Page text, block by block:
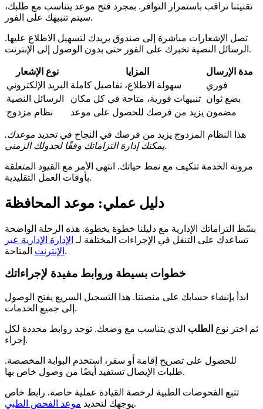
تقنيتنا تراقب باستمرار التوافر. بمجرد فتح موعد يتناسب مع طلبك،
سيتم تنبيهك على الفور.
تصل الإشعارات مباشرة إلى صندوق بريدك لتسهيل الاطلاع عليها.
الرسائل النصية تخبرك على الفور حتى بدون الوصول إلى الإنترنت.
نوع الإشعار المزايا
مدة الإرسال
البريد الإلكتروني سهولة الاطلاع، تفاصيل كاملة
فوري
الرسائل النصية
تنبيهات فورية، متاحة في كل مكان بضع ثوان
نظام مزدوج
يزيد من فرصك للحصول على موعد مضمون
هذا النظام المزدوج يزيد من فرصك في النجاح في تحديد موعدك.
يمكنك إدارة التزاماتك وفقًا لجدولك الزمني.
مرونة الخدمة تتكيف مع نمط حياتك. انتهى الأمر مع القيود المتعلقة
بأوقات العمل التقليدية.
دليل عملي: موعد المحافظة
بسّط التزاماتك الإدارية مع دليلنا خطوة بخطوة. هذه الرحلة الواضحة
تساعدك على التنقل في الإجراءات المختلفة لـ الإدارة الإدارية عبر
الإنترنت المتاحة.
خطوات بسيطة وروابط مفيدة لإجراءاتك
ابدأ بإنشاء حسابك على منصتنا. هذا التسجيل السريع يفتح الوصول
إلى جميع الخدمات.
ثم اختر نوع الطلب الذي يتناسب مع وضعك. توجد روابط محددة لكل
إجراء.
للحصول على تصريح إقامة أو سفر، استخدم البوابة المخصصة.
طلبات الإيصال تستفيد أيضًا من وصول خاص بها.
تتبع الفحوصات الطبية لرخصة القيادة عملية خاصة. رابط خاص
يوجهك لتحديد موعد الفحص الطبي .